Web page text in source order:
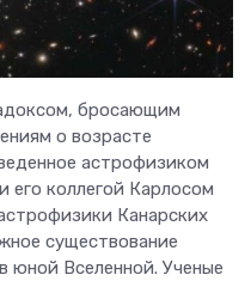
бросающим
о возрасте
астрофизиком
коллегой Карлосом
Канарских
существование
юной Вселенной. Ученые